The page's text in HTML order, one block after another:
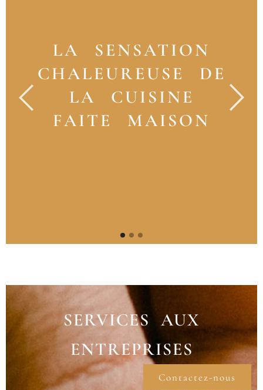
LA SENSATION
CHALEUREUSE DE
LA CUISINE
FAITE MAISON
SERVICES AUX
ENTREPRISES
Contactez-nous